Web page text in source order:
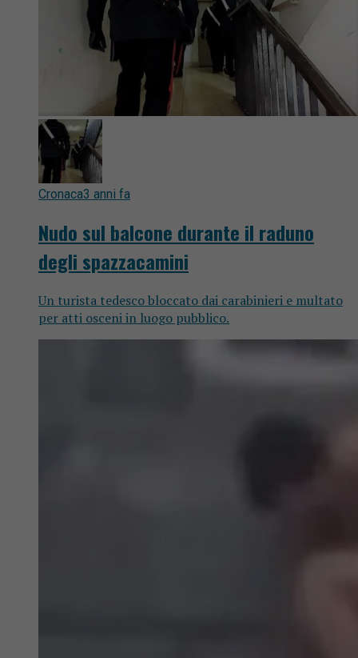
Cronaca3 anni fa
Nudo sul balcone durante il raduno
degli spazzacamini
Un turista tedesco bloccato dai carabinieri e multato
per atti osceni in luogo pubblico.